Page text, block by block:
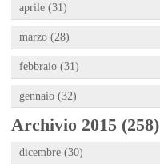
aprile (31)
marzo (28)
febbraio (31)
gennaio (32)
Archivio 2015 (258)
dicembre (30)